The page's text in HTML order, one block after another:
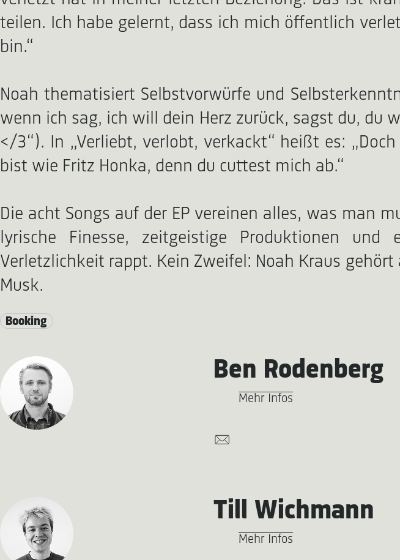
teilen. Ich habe gelernt, dass ich mich öffentlich
bin.“
Noah thematisiert Selbstvorwürfe und
wenn ich sag, ich will dein Herz zurück, sagst du, du
</3“). In „Verliebt, verlobt, verkackt“ heißt es:
bist wie Fritz Honka, denn du cuttest mich ab.“
Die acht Songs auf der EP vereinen alles, was man
lyrische Finesse, zeitgeistige Produktionen
Verletzlichkeit rappt. Kein Zweifel: Noah Kraus
Musk.
Booking
Ben Rodenberg
Mehr Infos
Till Wichmann
Mehr Infos